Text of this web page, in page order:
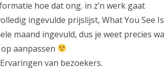
hoe dat ong. in z’n werk gaat
ingevulde prijslijst, What You See
maand ingevuld, dus je weet precies
aanpassen
van bezoekers.